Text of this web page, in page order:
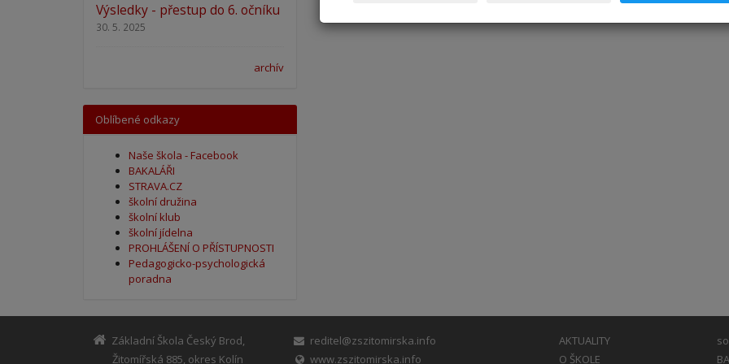
Výsledky - přestup do 6. očníku
30. 5. 2025
archív
Oblíbené odkazy
Naše škola - Facebook
BAKALÁŘI
STRAVA.CZ
školní družina
školní klub
školní jídelna
PROHLÁŠENÍ O PŘÍSTUPNOSTI
Pedagogicko-psychologická
poradna
Základní Škola Český Brod,
Žitomířská 885, okres Kolín
reditel@zszitomirska.info
www.zszitomirska.info
AKTUALITY
O ŠKOLE